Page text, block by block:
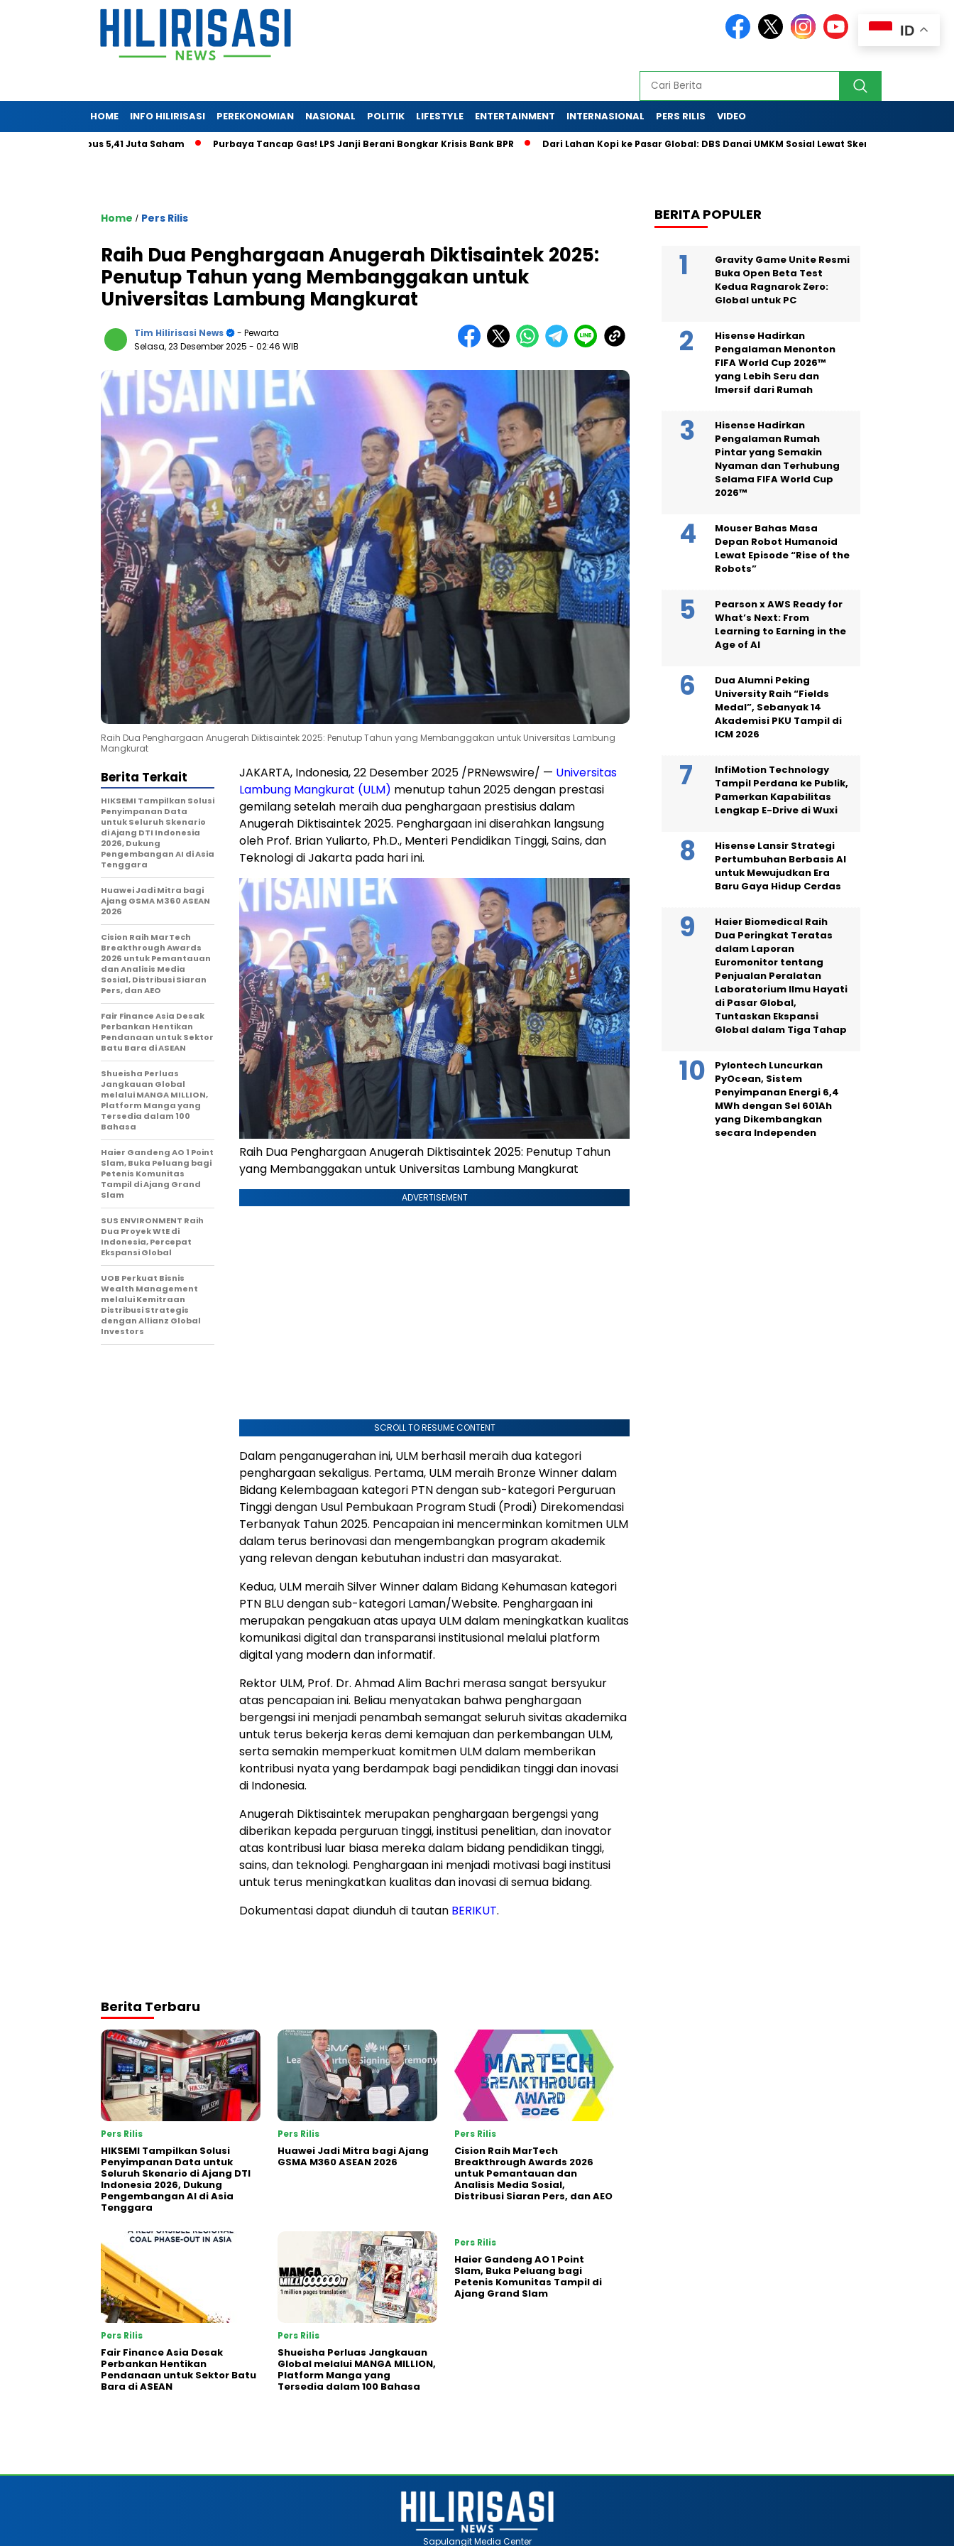
HOME INFO HILIRISASI PEREKONOMIAN NASIONAL POLITIK LIFESTYLE ENTERTAINMENT INTERNASIONAL PERS RILIS VIDEO
Tembus 5,41 Juta Saham Purbaya Tancap Gas! LPS Janji Berani Bongkar Krisis Bank BPR Dari Lahan Kopi ke Pasar Global: DBS Danai UMKM Sosial Lewat Skema Inovatif
Home / Pers Rilis
Raih Dua Penghargaan Anugerah Diktisaintek 2025:
Penutup Tahun yang Membanggakan untuk
Universitas Lambung Mangkurat
Tim Hilirisasi News
- Pewarta
Selasa, 23 Desember 2025 - 02:46 WIB
Raih Dua Penghargaan Anugerah Diktisaintek 2025: Penutup Tahun yang Membanggakan untuk Universitas Lambung
Mangkurat
JAKARTA, Indonesia,22 Desember 2025 /PRNewswire/ — Universitas
Lambung Mangkurat (ULM) menutup tahun 2025 dengan prestasi
gemilang setelah meraih dua penghargaan prestisius dalam
Anugerah Diktisaintek 2025. Penghargaan ini diserahkan langsung
oleh Prof. Brian Yuliarto, Ph.D., Menteri Pendidikan Tinggi, Sains, dan
Teknologi diJakarta pada hari ini.
Raih Dua Penghargaan Anugerah Diktisaintek 2025: Penutup Tahun
yang Membanggakan untuk Universitas Lambung Mangkurat
ADVERTISEMENT
SCROLL TO RESUME CONTENT
Dalam penganugerahan ini, ULM berhasil meraih dua kategori
penghargaan sekaligus. Pertama, ULM meraih Bronze Winner dalam
Bidang Kelembagaan kategori PTN dengan sub-kategori Perguruan
Tinggi dengan Usul Pembukaan Program Studi (Prodi) Direkomendasi
Terbanyak Tahun 2025. Pencapaian ini mencerminkan komitmen ULM
dalam terus berinovasi dan mengembangkan program akademik
yang relevan dengan kebutuhan industri dan masyarakat.
Kedua, ULM meraih Silver Winner dalam Bidang Kehumasan kategori
PTN BLU dengan sub-kategori Laman/Website. Penghargaan ini
merupakan pengakuan atas upaya ULM dalam meningkatkan kualitas
komunikasi digital dan transparansi institusional melalui platform
digital yang modern dan informatif.
Rektor ULM, Prof. Dr. Ahmad Alim Bachri merasa sangat bersyukur
atas pencapaian ini. Beliau menyatakan bahwa penghargaan
bergengsi ini menjadi penambah semangat seluruh sivitas akademika
untuk terus bekerja keras demi kemajuan dan perkembangan ULM,
serta semakin memperkuat komitmen ULM dalam memberikan
kontribusi nyata yang berdampak bagi pendidikan tinggi dan inovasi
di Indonesia.
Anugerah Diktisaintek merupakan penghargaan bergengsi yang
diberikan kepada perguruan tinggi, institusi penelitian, dan inovator
atas kontribusi luar biasa mereka dalam bidang pendidikan tinggi,
sains, dan teknologi. Penghargaan ini menjadi motivasi bagi institusi
untuk terus meningkatkan kualitas dan inovasi di semua bidang.
Dokumentasi dapat diunduh di tautan BERIKUT.
Berita Terkait
HIKSEMI Tampilkan Solusi
Penyimpanan Data
untuk Seluruh Skenario
di Ajang DTI Indonesia
2026, Dukung
Pengembangan AI di Asia
Tenggara
Huawei Jadi Mitra bagi
Ajang GSMA M360 ASEAN
2026
Cision Raih MarTech
Breakthrough Awards
2026 untuk Pemantauan
dan Analisis Media
Sosial, Distribusi Siaran
Pers, dan AEO
Fair Finance Asia Desak
Perbankan Hentikan
Pendanaan untuk Sektor
Batu Bara di ASEAN
Shueisha Perluas
Jangkauan Global
melalui MANGA MILLION,
Platform Manga yang
Tersedia dalam 100
Bahasa
Haier Gandeng AO 1 Point
Slam, Buka Peluang bagi
Petenis Komunitas
Tampil di Ajang Grand
Slam
SUS ENVIRONMENT Raih
Dua Proyek WtE di
Indonesia, Percepat
Ekspansi Global
UOB Perkuat Bisnis
Wealth Management
melalui Kemitraan
Distribusi Strategis
dengan Allianz Global
Investors
Berita Terbaru
Pers Rilis
HIKSEMI Tampilkan Solusi
Penyimpanan Data untuk
Seluruh Skenario di Ajang DTI
Indonesia 2026, Dukung
Pengembangan AI di Asia
Tenggara
Pers Rilis
Huawei Jadi Mitra bagi Ajang
GSMA M360 ASEAN 2026
Pers Rilis
Cision Raih MarTech
Breakthrough Awards 2026
untuk Pemantauan dan
Analisis Media Sosial,
Distribusi Siaran Pers, dan AEO
Pers Rilis
Fair Finance Asia Desak
Perbankan Hentikan
Pendanaan untuk Sektor Batu
Bara di ASEAN
Pers Rilis
Shueisha Perluas Jangkauan
Global melalui MANGA MILLION,
Platform Manga yang
Tersedia dalam 100 Bahasa
Pers Rilis
Haier Gandeng AO 1 Point
Slam, Buka Peluang bagi
Petenis Komunitas Tampil di
Ajang Grand Slam
BERITA POPULER
Gravity Game Unite Resmi
Buka Open Beta Test
Kedua Ragnarok Zero:
Global untuk PC
Hisense Hadirkan
Pengalaman Menonton
FIFA World Cup 2026™
yang Lebih Seru dan
Imersif dari Rumah
Hisense Hadirkan
Pengalaman Rumah
Pintar yang Semakin
Nyaman dan Terhubung
Selama FIFA World Cup
2026™
Mouser Bahas Masa
Depan Robot Humanoid
Lewat Episode “Rise of the
Robots”
Pearson x AWS Ready for
What’s Next: From
Learning to Earning in the
Age of AI
Dua Alumni Peking
University Raih “Fields
Medal”, Sebanyak 14
Akademisi PKU Tampil di
ICM 2026
InfiMotion Technology
Tampil Perdana ke Publik,
Pamerkan Kapabilitas
Lengkap E-Drive di Wuxi
Hisense Lansir Strategi
Pertumbuhan Berbasis AI
untuk Mewujudkan Era
Baru Gaya Hidup Cerdas
Haier Biomedical Raih
Dua Peringkat Teratas
dalam Laporan
Euromonitor tentang
Penjualan Peralatan
Laboratorium Ilmu Hayati
di Pasar Global,
Tuntaskan Ekspansi
Global dalam Tiga Tahap
Pylontech Luncurkan
PyOcean, Sistem
Penyimpanan Energi 6,4
MWh dengan Sel 601Ah
yang Dikembangkan
secara Independen
ID
Sapulangit Media Center